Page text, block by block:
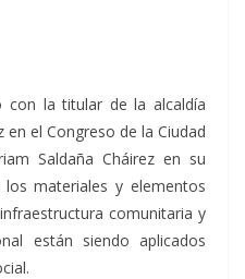
con la titular de la alcaldía
en el Congreso de la Ciudad
Saldaña Cháirez en su
materiales y elementos
comunitaria y
están siendo aplicados